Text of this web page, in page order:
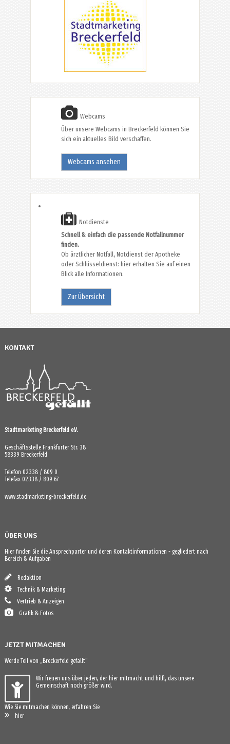
Webcams
Über unsere Webcams in Breckerfeld können Sie
sich ein aktuelles Bild verschaffen.
Webcams ansehen
Notdienste
Schnell & einfach die passende Notfallnummer
finden.
Ob ärztlicher Notfall, Notdienst der Apotheke
oder Schlüsseldienst: hier erhalten Sie auf einen
Blick alle Informationen.
Zur Übersicht
KONTAKT
Stadtmarketing Breckerfeld e.V.
Geschäftsstelle Frankfurter Str. 38
58339 Breckerfeld
Telefon 02338 / 809 0
Telefax 02338 / 809 67
www.stadmarketing-breckerfeld.de
ÜBER UNS
Hier finden Sie die Ansprechparter und deren Kontaktinformationen - gegliedert nach
Bereich & Aufgaben
Redaktion
Technik & Marketing
Vertrieb & Anzeigen
Grafik & Fotos
JETZT MITMACHEN
Werde Teil von „Breckerfeld gefällt“
Wir freuen uns über jeden, der hier mitmacht und hilft, das unsere
Gemeinschaft noch größer wird.
Wie Sie mitmachen können, erfahren Sie
hier